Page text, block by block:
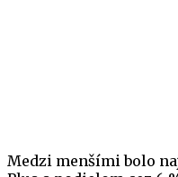
Medzi menšími bolo